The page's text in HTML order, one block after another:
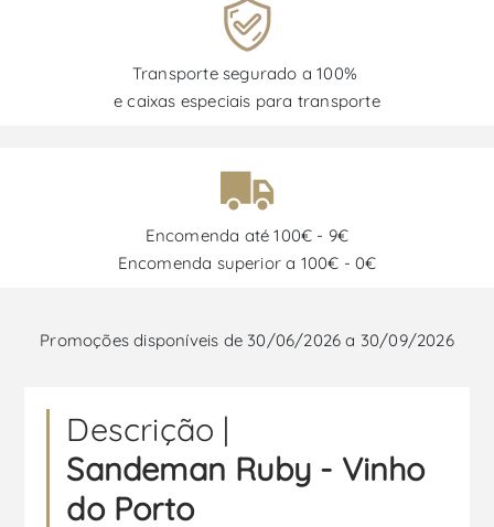
Transporte segurado a 100%
e caixas especiais para transporte
Encomenda até 100€ - 9€
Encomenda superior a 100€ - 0€
Promoções disponíveis de 30/06/2026 a 30/09/2026
Descrição |
Sandeman Ruby - Vinho
do Porto